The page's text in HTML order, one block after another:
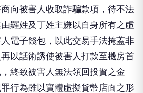
向被害人收取詐騙款項，待不法
羅姓及丁姓主嫌以自身所有之虛
電子錢包，以此交易手法掩蓋非
以話術誘使被害人打款至機房首
終致被害人無法領回投資之金
行為雖以實體虛擬貨幣店面之形